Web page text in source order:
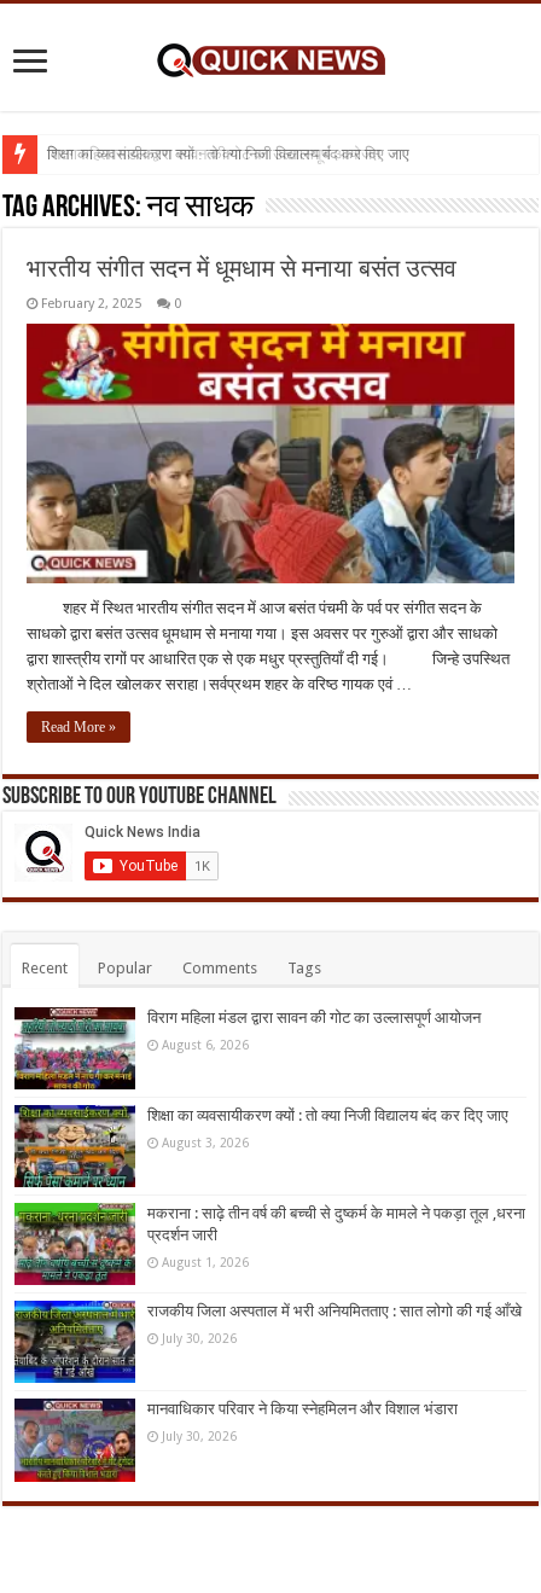
विराग महिला मंडल द्वारा सावन की गोट का उल्लासपूर्ण आयोजन
शिक्षा का व्यवसायीकरण क्यों : तो क्या निजी विद्यालय बंद कर दिए जाए
Tag Archives:नव साधक
भारतीय संगीत सदन में धूमधाम से मनाया बसंत उत्सव
February 2, 2025 0
शहर में स्थित भारतीय संगीत सदन में आज बसंत पंचमी के पर्व पर संगीत सदन के
साधको द्वारा बसंत उत्सव धूमधाम से मनाया गया। इस अवसर पर गुरुओं द्वारा और साधको
द्वारा शास्त्रीय रागों पर आधारित एक से एक मधुर प्रस्तुतियाँ दी गई। जिन्हे उपस्थित
श्रोताओं ने दिल खोलकर सराहा।सर्वप्रथम शहर के वरिष्ठ गायक एवं …
Read More »
Subscribe to our Youtube Channel
Recent Popular Comments Tags
विराग महिला मंडल द्वारा सावन की गोट का उल्लासपूर्ण आयोजन
August 6, 2026
शिक्षा का व्यवसायीकरण क्यों : तो क्या निजी विद्यालय बंद कर दिए जाए
August 3, 2026
मकराना : साढ़े तीन वर्ष की बच्ची से दुष्कर्म के मामले ने पकड़ा तूल ,धरना
प्रदर्शन जारी
August 1, 2026
राजकीय जिला अस्पताल में भरी अनियमितताए : सात लोगो की गई आँखे
July 30, 2026
मानवाधिकार परिवार ने किया स्नेहमिलन और विशाल भंडारा
July 30, 2026